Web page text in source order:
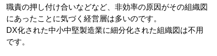
職責の押し付け合いなどなど、非効率の原因がその組織図
にあったことに気づく経営層は多いのです。
DX化された中小中堅製造業に細分化された組織図は不用
です。